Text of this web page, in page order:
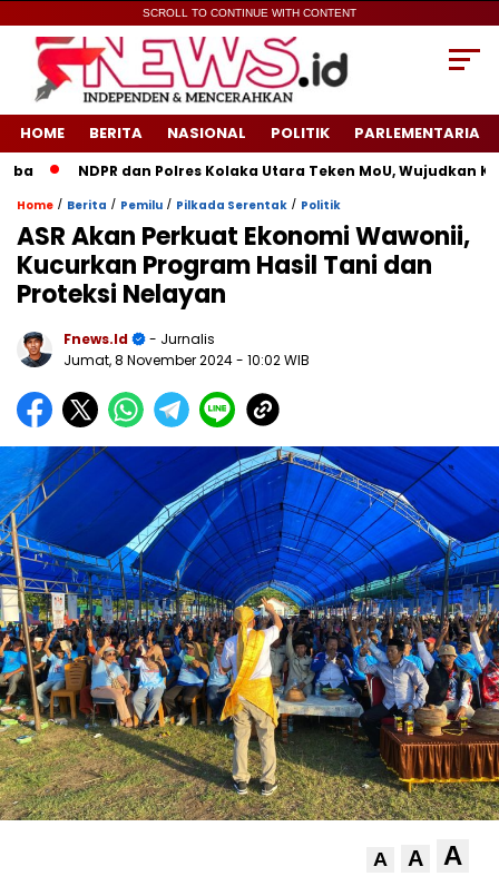
SCROLL TO CONTINUE WITH CONTENT
HOME BERITA NASIONAL POLITIK PARLEMENTARIA
NDPR dan Polres Kolaka Utara Teken MoU, Wujudkan
Home / Berita / Pemilu / Pilkada Serentak / Politik
ASR Akan Perkuat Ekonomi Wawonii,
Kucurkan Program Hasil Tani dan
Proteksi Nelayan
Fnews.id
- Jurnalis
Jumat, 8 November 2024- 10:02 WIB
A A A